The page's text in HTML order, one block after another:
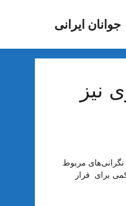
جوانان ایرانی
دلاری نیز
نگرانی‌های مربوط
برای فرار